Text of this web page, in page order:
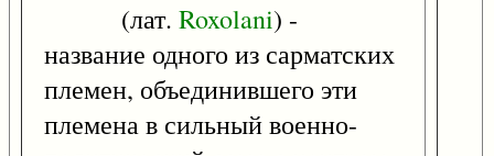
(лат. Roxolani) -
название одного из сарматских
племен, объединившего эти
племена в сильный военно-